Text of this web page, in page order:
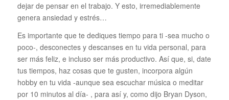
dejar de pensar en el trabajo. Y esto, irremediablemente
genera ansiedad y estrés…
Es importante que te dediques tiempo para ti -sea mucho o
poco-, desconectes y descanses en tu vida personal, para
ser más feliz, e incluso ser más productivo. Así que, si, date
tus tiempos, haz cosas que te gusten, incorpora algún
hobby en tu vida -aunque sea escuchar música o meditar
por 10 minutos al día- , para así y, como dijo Bryan Dyson,